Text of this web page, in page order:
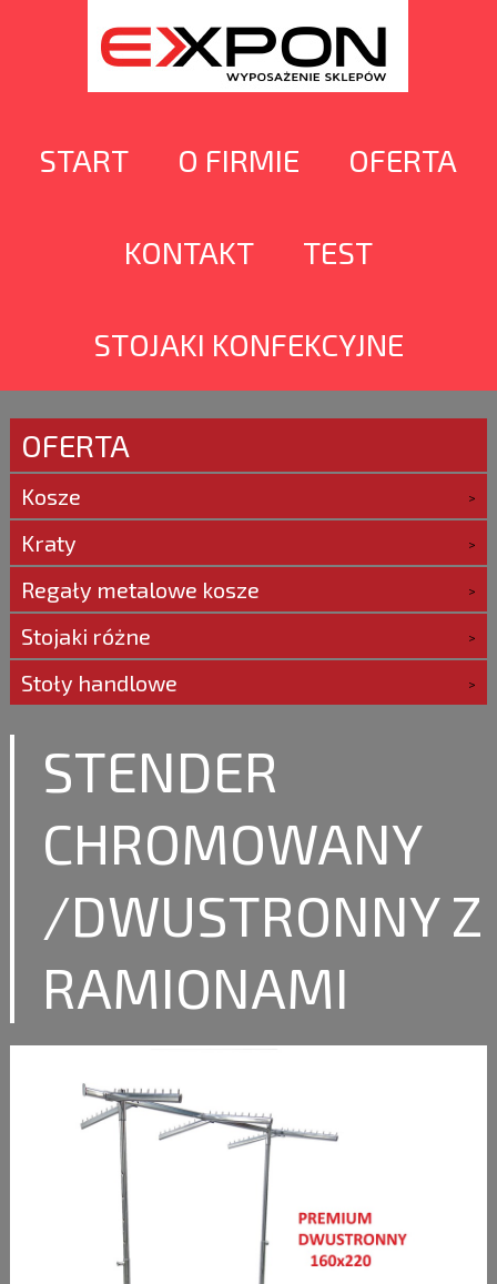
START O FIRMIE OFERTA
KONTAKT TEST
STOJAKI KONFEKCYJNE
OFERTA
Kosze
Kraty
Regały metalowe kosze
Stojaki różne
Stoły handlowe
STENDER
CHROMOWANY
/DWUSTRONNY Z
RAMIONAMI